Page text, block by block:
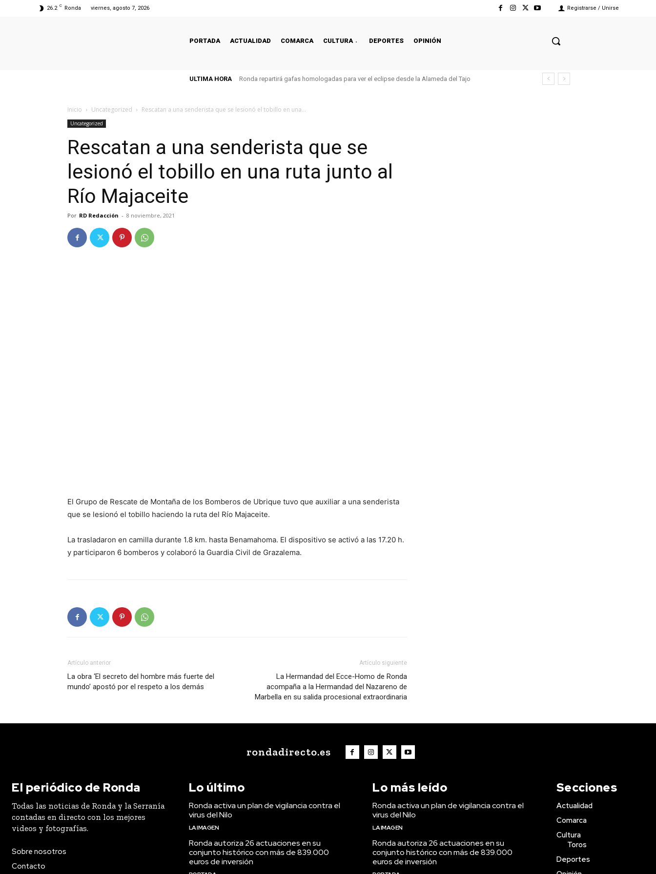
26.2 C Ronda viernes, agosto 7, 2026 Registrarse / Unirse
PORTADA ACTUALIDAD COMARCA CULTURA DEPORTES OPINIÓN
ULTIMA HORA Ronda repartirá gafas homologadas para ver el eclipse desde la Alameda del Tajo
Inicio Uncategorized Rescatan a una senderista que se lesionó el tobillo en una...
Uncategorized
Rescatan a una senderista que se
lesionó el tobillo en una ruta junto al
Río Majaceite
Por RD Redacción - 8 noviembre, 2021
El Grupo de Rescate de Montaña de los Bomberos de Ubrique tuvo que auxiliar a una senderista
que se lesionó el tobillo haciendo la ruta del Río Majaceite.
La trasladaron en camilla durante 1.8 km. hasta Benamahoma. El dispositivo se activó a las 17.20 h.
y participaron 6 bomberos y colaboró la Guardia Civil de Grazalema.
Artículo anterior
La obra ‘El secreto del hombre más fuerte del
mundo’ apostó por el respeto a los demás
Artículo siguiente
La Hermandad del Ecce-Homo de Ronda
acompaña a la Hermandad del Nazareno de
Marbella en su salida procesional extraordinaria
rondadirecto.es
El periódico de Ronda
Todas las noticias de Ronda y la Serranía
contadas en directo con los mejores
videos y fotografías.
Sobre nosotros
Contacto
Lo último
Ronda activa un plan de vigilancia contra el
virus del Nilo
LA IMAGEN
Ronda autoriza 26 actuaciones en su
conjunto histórico con más de 839.000
euros de inversión
Lo más leído
Ronda activa un plan de vigilancia contra el
virus del Nilo
LA IMAGEN
Ronda autoriza 26 actuaciones en su
conjunto histórico con más de 839.000
euros de inversión
Secciones
Actualidad
Comarca
Cultura
Toros
Deportes